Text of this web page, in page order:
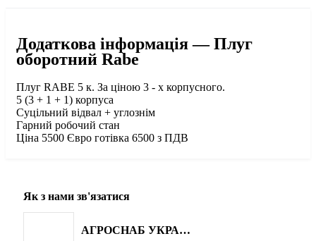
Додаткова інформація — Плуг
оборотний Rabe
Плуг RABE 5 к. За ціною 3 - х корпусного.
5 (3 + 1 + 1) корпуса
Суцільний відвал + углознім
Гарний робочий стан
Ціна 5500 Євро готівка 6500 з ПДВ
Як з нами зв'язатися
АГРОСНАБ УКРАЇНА